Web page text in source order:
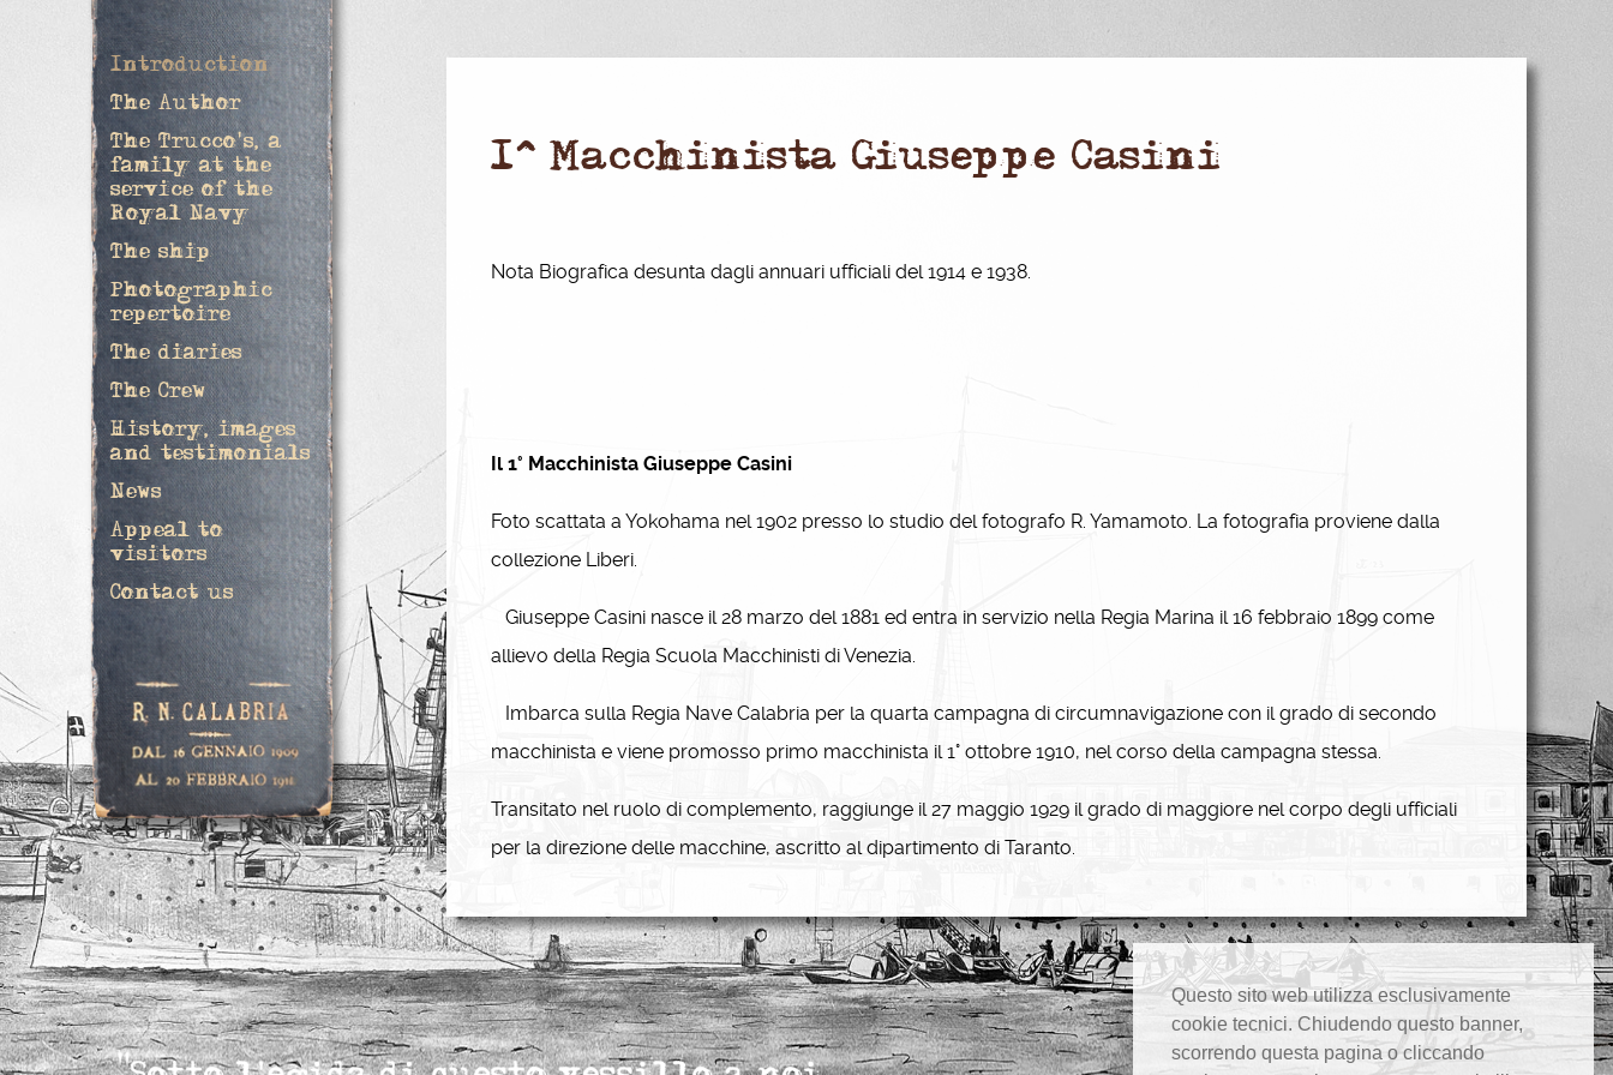
Questo sito web utilizza esclusivamente
cookie tecnici. Chiudendo questo banner,
scorrendo questa pagina o cliccando
Introduction
The Author
The Trucco's, a
family at the
service of the
Royal Navy
The ship
Photographic
repertoire
The diaries
The Crew
History, images
and testimonials
News
Appeal to
visitors
Contact us
1^ Macchinista Giuseppe Casini
Nota Biografica desunta dagli annuari ufficiali del 1914 e 1938.
Il 1° Macchinista Giuseppe Casini
Foto scattata a Yokohama nel 1902 presso lo studio del fotografo R. Yamamoto. La fotografia proviene dalla
collezione Liberi.
Giuseppe Casini nasce il 28 marzo del 1881 ed entra in servizio nella Regia Marina il 16 febbraio 1899 come
allievo della Regia Scuola Macchinisti di Venezia.
Imbarca sulla Regia Nave Calabria per la quarta campagna di circumnavigazione con il grado di secondo
macchinista e viene promosso primo macchinista il 1° ottobre 1910, nel corso della campagna stessa.
Transitato nel ruolo di complemento, raggiunge il 27 maggio 1929 il grado di maggiore nel corpo degli ufficiali
per la direzione delle macchine, ascritto al dipartimento di Taranto.